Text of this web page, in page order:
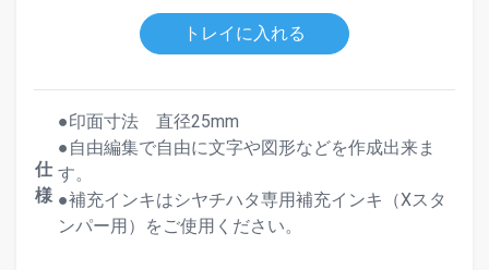
トレイに入れる
仕
様
●印面寸法 直径25mm
●自由編集で自由に文字や図形などを作成出来ま
す。
●補充インキはシヤチハタ専用補充インキ（Xスタ
ンパー用）をご使用ください。